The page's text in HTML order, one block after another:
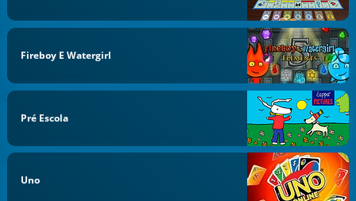
Fireboy E Watergirl
Pré Escola
Uno